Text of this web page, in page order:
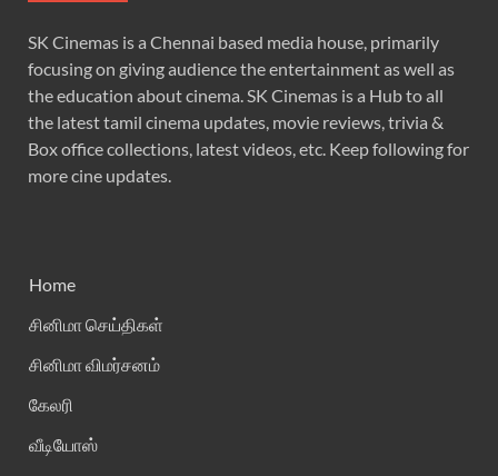
SK Cinemas is a Chennai based media house, primarily
focusing on giving audience the entertainment as well as
the education about cinema. SK Cinemas is a Hub to all
the latest tamil cinema updates, movie reviews, trivia &
Box office collections, latest videos, etc. Keep following for
more cine updates.
Home
சினிமா செய்திகள்
சினிமா விமர்சனம்
கேலரி
வீடியோஸ்